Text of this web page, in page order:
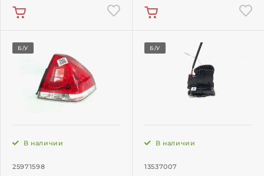
Б/У
25971598
В наличии
Б/У
13537007
В наличии